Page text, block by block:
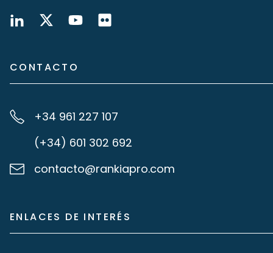
CONTACTO
+34 961 227 107
(+34) 601 302 692
contacto@rankiapro.com
ENLACES DE INTERÉS